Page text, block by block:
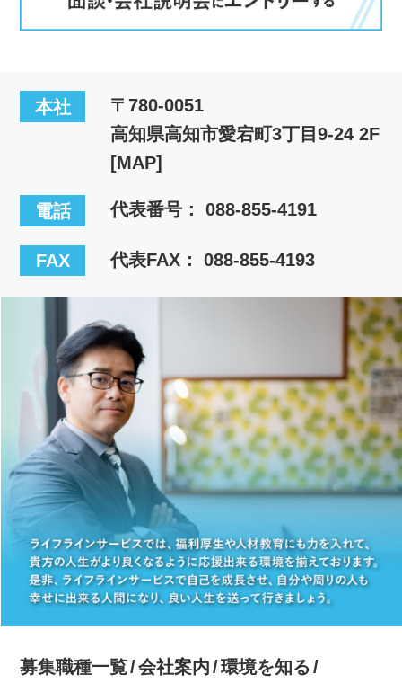
本社
〒780-0051
高知県高知市愛宕町3丁目9-24 2F
[MAP]
電話 代表番号：088-855-4191
FAX 代表FAX： 088-855-4193
募集職種一覧 会社案内 環境を知る